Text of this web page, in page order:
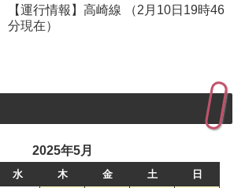
【運行情報】高崎線 （2月10日19時46
分現在）
2025年5月
水 木 金 土
日